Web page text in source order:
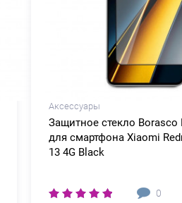
Аксессуары
Защитное стекло Borasco
для смартфона Xiaomi
13 4G Black
0